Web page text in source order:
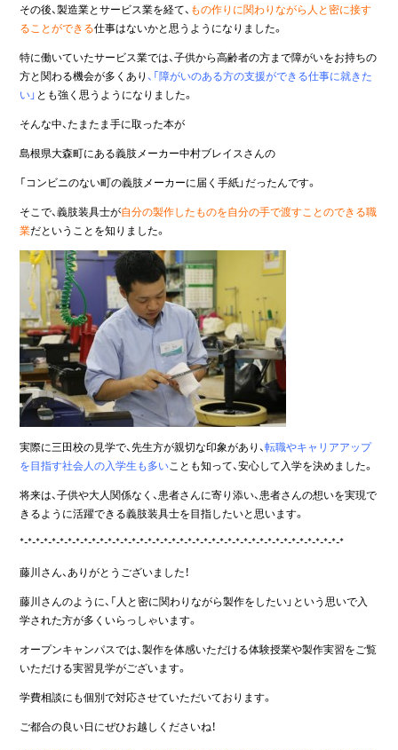
その後、製造業とサービス業を経て、 もの作りに関わりながら人と密に接す
ることができる仕事はないかと思うようになりました。
特に働いていたサービス業では、子供から高齢者の方まで障がいをお持ちの
方と関わる機会が多くあり 、「障がいのある方の支援ができる仕事に就きた
い」 とも強く思うようになりました。
そんな中、たまたま手に取った本が
島根県大森町にある義肢メーカー中村ブレイスさんの
「コンビニのない町の義肢メーカーに届く手紙」だったんです。
そこで、義肢装具士が自分の製作したものを自分の手で渡すことのできる職
業だということを知りました。
実際に三田校の見学で、先生方が親切な印象があり、転職やキャリアアップ
を目指す社会人の入学生も多いことも知って、安心して入学を決めました。
将来は、子供や大人関係なく、患者さんに寄り添い、患者さんの想いを実現で
きるように活躍できる義肢装具士を目指したいと思います。
*-*-*-*-*-*-*-*-*-*-*-*-*-*-*-*-*-*-*-*-*-*-*-*-*-*-*-*-*-*-*-*-*-*-*-*-*-*-*-*-*
藤川さん、ありがとうございました！
藤川さんのように、「人と密に関わりながら製作をしたい」という思いで入
学された方が多くいらっしゃいます。
オープンキャンパスでは、製作を体感いただける体験授業や製作実習をご覧
いただける実習見学がございます。
学費相談にも個別で対応させていただいております。
ご都合の良い日にぜひお越しくださいね！